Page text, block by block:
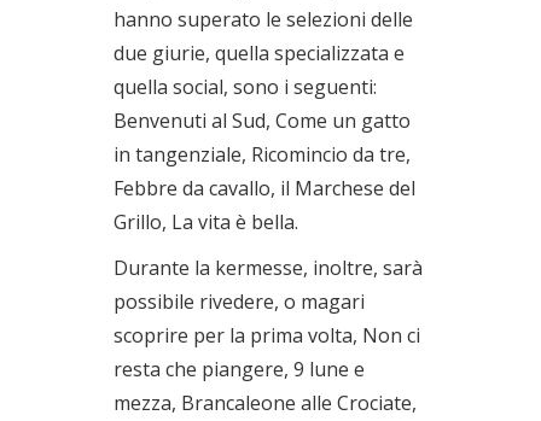
hanno superato le selezioni delle
due giurie, quella specializzata e
quella social, sono i seguenti:
Benvenuti al Sud, Come un gatto
in tangenziale, Ricomincio da tre,
Febbre da cavallo, il Marchese del
Grillo, La vita è bella.
Durante la kermesse, inoltre, sarà
possibile rivedere, o magari
scoprire per la prima volta, Non ci
resta che piangere, 9 lune e
mezza, Brancaleone alle Crociate,